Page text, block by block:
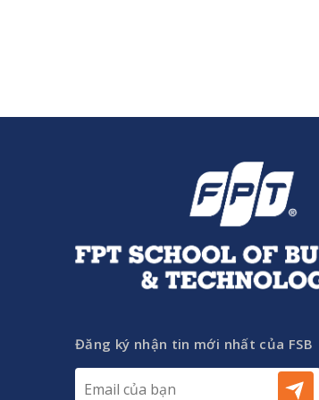
Đăng ký nhận tin mới nhất của FSB